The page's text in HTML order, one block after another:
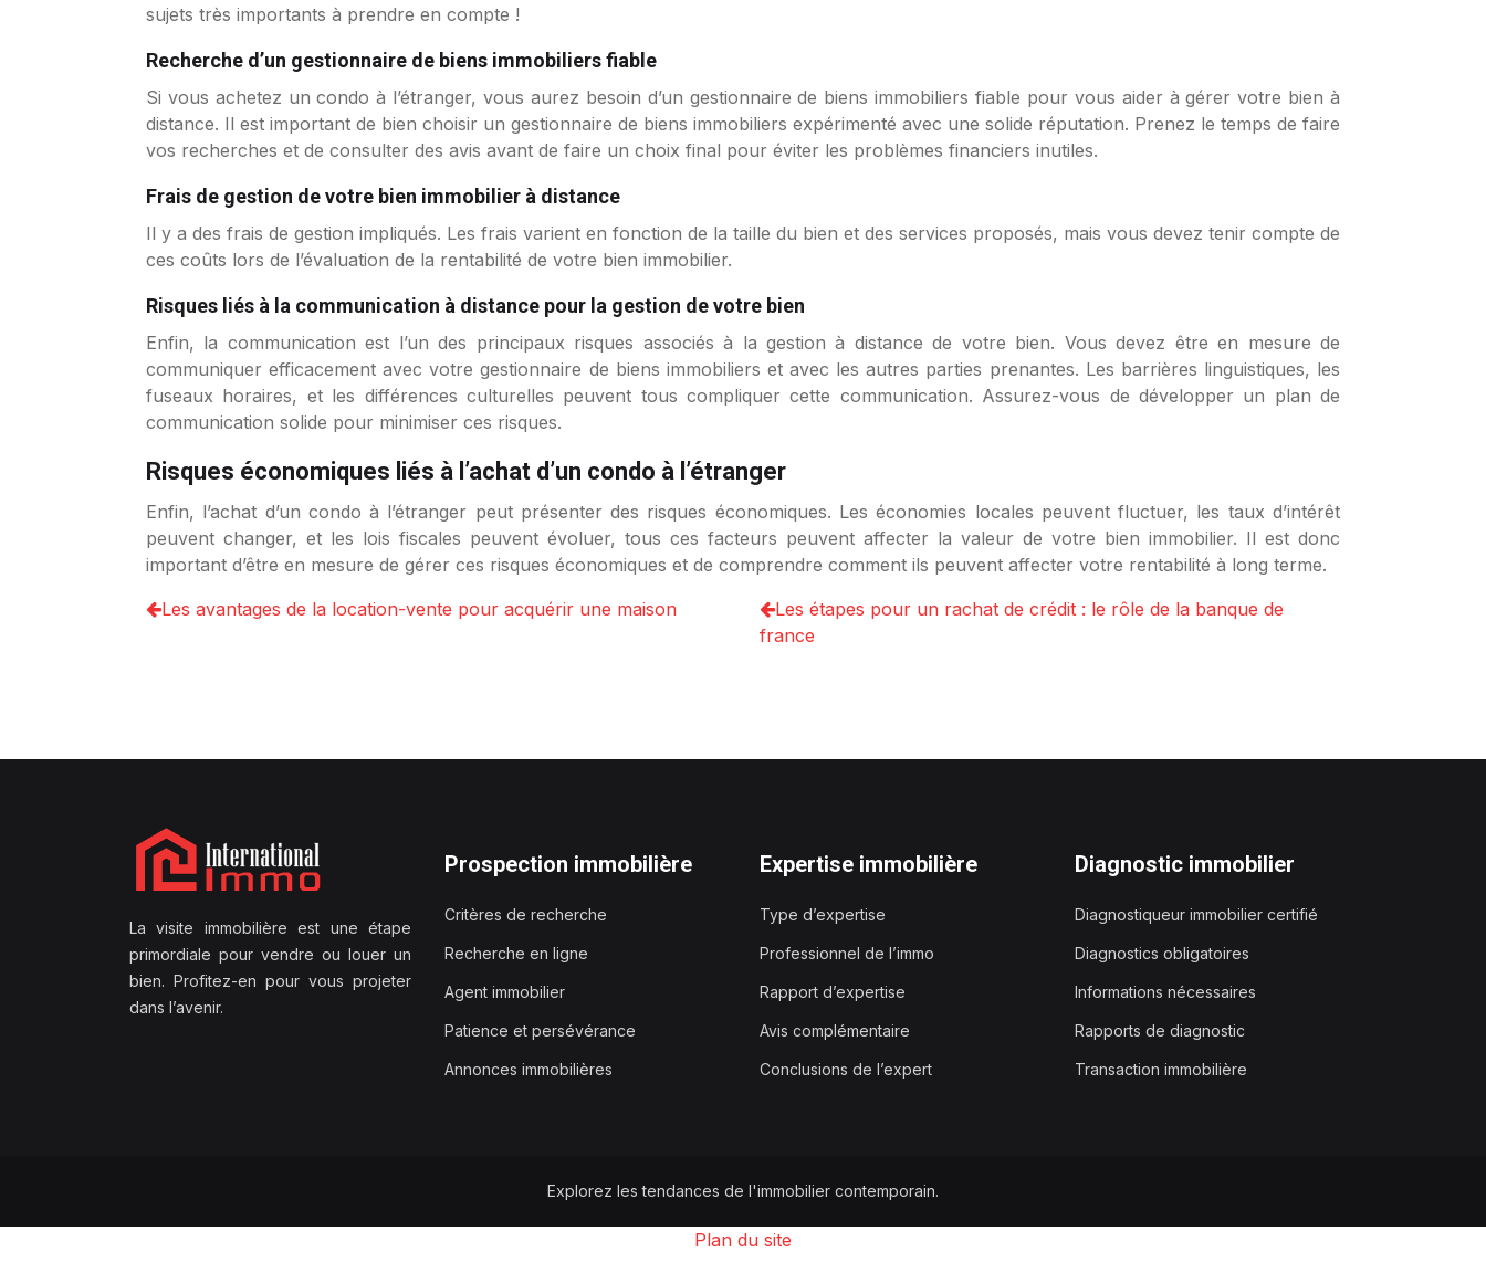
sujets très importants à prendre en compte !
Recherche d’un gestionnaire de biens immobiliers fiable
Si vous achetez un condo à l’étranger, vous aurez besoin d’un gestionnaire de biens immobiliers fiable pour vous aider à gérer votre bien à
distance. Il est important de bien choisir un gestionnaire de biens immobiliers expérimenté avec une solide réputation. Prenez le temps de faire
vos recherches et de consulter des avis avant de faire un choix final pour éviter les problèmes financiers inutiles.
Frais de gestion de votre bien immobilier à distance
Il y a des frais de gestion impliqués. Les frais varient en fonction de la taille du bien et des services proposés, mais vous devez tenir compte de
ces coûts lors de l’évaluation de la rentabilité de votre bien immobilier.
Risques liés à la communication à distance pour la gestion de votre bien
Enfin, la communication est l’un des principaux risques associés à la gestion à distance de votre bien. Vous devez être en mesure de
communiquer efficacement avec votre gestionnaire de biens immobiliers et avec les autres parties prenantes. Les barrières linguistiques, les
fuseaux horaires, et les différences culturelles peuvent tous compliquer cette communication. Assurez-vous de développer un plan de
communication solide pour minimiser ces risques.
Risques économiques liés à l’achat d’un condo à l’étranger
Enfin, l’achat d’un condo à l’étranger peut présenter des risques économiques. Les économies locales peuvent fluctuer, les taux d’intérêt
peuvent changer, et les lois fiscales peuvent évoluer, tous ces facteurs peuvent affecter la valeur de votre bien immobilier. Il est donc
important d’être en mesure de gérer ces risques économiques et de comprendre comment ils peuvent affecter votre rentabilité à long terme.
Les avantages de la location-vente pour acquérir une maison
Les étapes pour un rachat de crédit : le rôle de la banque de
france
La visite immobilière est une étape
primordiale pour vendre ou louer un
bien. Profitez-en pour vous projeter
dans l’avenir.
Prospection immobilière
Critères de recherche
Recherche en ligne
Agent immobilier
Patience et persévérance
Annonces immobilières
Expertise immobilière
Type d’expertise
Professionnel de l’immo
Rapport d’expertise
Avis complémentaire
Conclusions de l’expert
Diagnostic immobilier
Diagnostiqueur immobilier certifié
Diagnostics obligatoires
Informations nécessaires
Rapports de diagnostic
Transaction immobilière
Explorez les tendances de l'immobilier contemporain.
Plan du site